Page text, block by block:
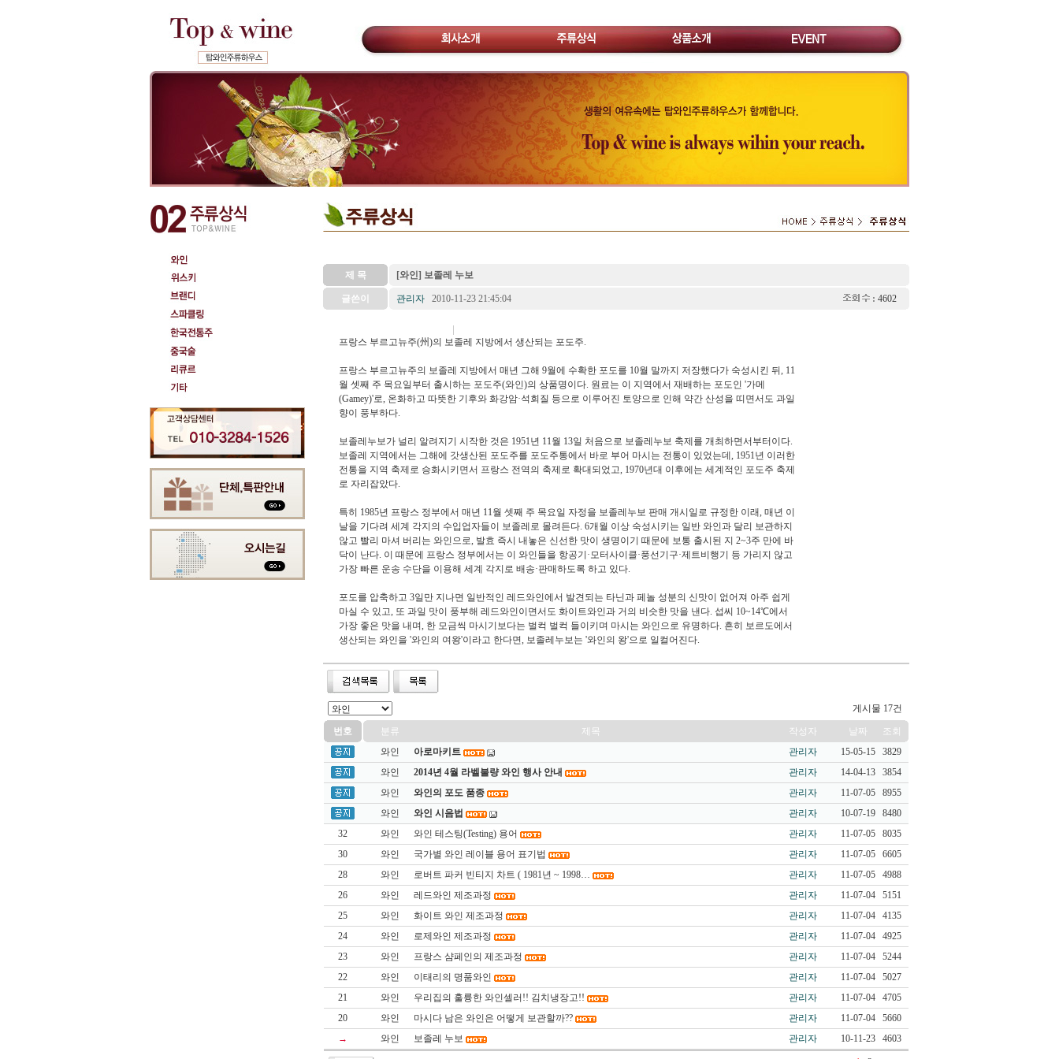
제 목 [와인] 보졸레 누보
글쓴이 관리자 2010-11-23 21:45:04 : 4602
프랑스 부르고뉴주(州)의 보졸레 지방에서 생산되는 포도주.
프랑스 부르고뉴주의 보졸레 지방에서 매년 그해 9월에 수확한 포도를 10월 말까지 저장했다가 숙성시킨 뒤, 11
월 셋째 주 목요일부터 출시하는 포도주(와인)의 상품명이다. 원료는 이 지역에서 재배하는 포도인 '가메
(Gamey)'로, 온화하고 따뜻한 기후와 화강암·석회질 등으로 이루어진 토양으로 인해 약간 산성을 띠면서도 과일
향이 풍부하다.
보졸레누보가 널리 알려지기 시작한 것은 1951년 11월 13일 처음으로 보졸레누보 축제를 개최하면서부터이다.
보졸레 지역에서는 그해에 갓생산된 포도주를 포도주통에서 바로 부어 마시는 전통이 있었는데, 1951년 이러한
전통을 지역 축제로 승화시키면서 프랑스 전역의 축제로 확대되었고, 1970년대 이후에는 세계적인 포도주 축제
로 자리잡았다.
특히 1985년 프랑스 정부에서 매년 11월 셋째 주 목요일 자정을 보졸레누보 판매 개시일로 규정한 이래, 매년 이
날을 기다려 세계 각지의 수입업자들이 보졸레로 몰려든다. 6개월 이상 숙성시키는 일반 와인과 달리 보관하지
않고 빨리 마셔 버리는 와인으로, 발효 즉시 내놓은 신선한 맛이 생명이기 때문에 보통 출시된 지 2~3주 만에 바
닥이 난다. 이 때문에 프랑스 정부에서는 이 와인들을 항공기·모터사이클·풍선기구·제트비행기 등 가리지 않고
가장 빠른 운송 수단을 이용해 세계 각지로 배송·판매하도록 하고 있다.
포도를 압축하고 3일만 지나면 일반적인 레드와인에서 발견되는 타닌과 페놀 성분의 신맛이 없어져 아주 쉽게
마실 수 있고, 또 과일 맛이 풍부해 레드와인이면서도 화이트와인과 거의 비슷한 맛을 낸다. 섭씨 10~14℃에서
가장 좋은 맛을 내며, 한 모금씩 마시기보다는 벌컥 벌컥 들이키며 마시는 와인으로 유명하다. 흔히 보르도에서
생산되는 와인을 '와인의 여왕'이라고 한다면, 보졸레누보는 '와인의 왕'으로 일컬어진다.
게시물 17건
번호 분류 제목 작성자 날짜
조회
와인
아로마키트 관리자 15-05-15
3829
와인
2014년 4월 라벨불량 와인 행사 안내 관리자 14-04-13
3854
와인
와인의 포도 품종 관리자 11-07-05
8955
와인
와인 시음법 관리자 10-07-19
8480
32
와인 와인 테스팅(Testing) 용어 관리자 11-07-05
8035
30
와인 국가별 와인 레이블 용어 표기법 관리자 11-07-05
6605
28
와인 로버트 파커 빈티지 차트 ( 1981년 ~ 1998… 관리자 11-07-05
4988
26
와인 레드와인 제조과정 관리자 11-07-04
5151
25
와인 화이트 와인 제조과정 관리자 11-07-04
4135
24
와인 로제와인 제조과정 관리자 11-07-04
4925
23
와인 프랑스 샴페인의 제조과정 관리자 11-07-04
5244
22
와인 이태리의 명품와인 관리자 11-07-04
5027
21
와인 우리집의 훌륭한 와인셀러!! 김치냉장고!! 관리자 11-07-04
4705
20
와인 마시다 남은 와인은 어떻게 보관할까?? 관리자 11-07-04
5660
→
와인 보졸레 누보 관리자 10-11-23 4603